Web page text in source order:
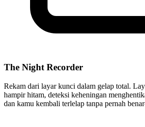
The Night Recorder
Rekam dari layar kunci dalam gelap total.
hampir hitam, deteksi keheningan
dan kamu kembali terlelap tanpa pernah